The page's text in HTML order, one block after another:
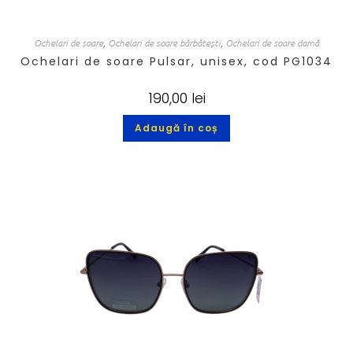
Ochelari de soare, Ochelari de soare bărbătești, Ochelari de soare damă
Ochelari de soare Pulsar, unisex, cod PG1034
190,00 lei
Adaugă în coș